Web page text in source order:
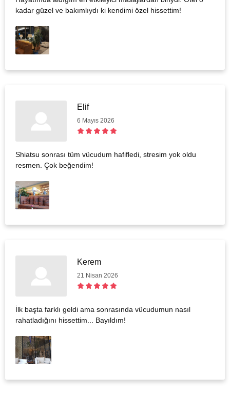
kadar güzel ve bakımlıydı ki kendimi özel hissettim!
Elif
6 Mayıs 2026
Shiatsu sonrası tüm vücudum hafifledi, stresim yok oldu
resmen. Çok beğendim!
Kerem
21 Nisan 2026
İlk başta farklı geldi ama sonrasında vücudumun nasıl
rahatladığını hissettim... Bayıldım!